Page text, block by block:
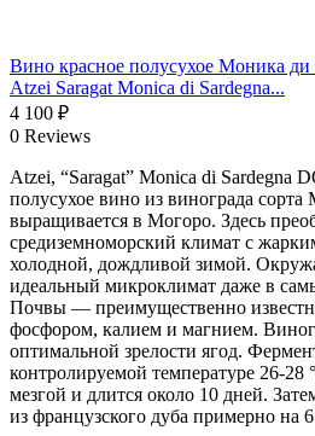
Вино красное полусухое Моника ди
Atzei Saragat Monica di Sardegna...
4 100 ₽
0 Reviews
Atzei, “Saragat” Monica di Sardegna
полусухое вино из винограда
выращивается в Могоро. Здесь
средиземноморский климат с
холодной, дождливой зимой.
идеальный микроклимат даже в
Почвы — преимущественно
фосфором, калием и магнием.
оптимальной зрелости ягод.
контролируемой температуре 26-28
мезгой и длится около 10 дней.
из французского дуба примерно на